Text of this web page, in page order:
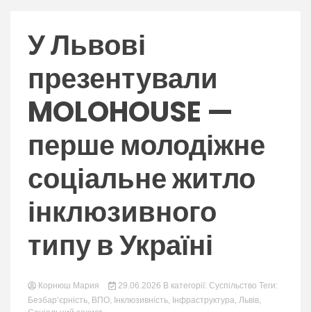
У Львові
презентували
MOLOHOUSE —
перше молодіжне
соціальне житло
інклюзивного
типу в Україні
Корнюш Мария 29.06.2026 В категорії: Суспільство Теги:
Безбар’єрність, ВПО, Інклюзивність, Інфраструктура, Львів,